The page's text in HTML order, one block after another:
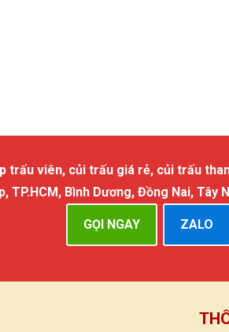
trấu viên, củi trấu giá rẻ, củi trấu
TP.HCM, Bình Dương, Đồng Nai, Tây
GỌI NGAY ZALO